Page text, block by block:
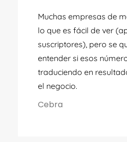
Muchas empresas de
lo que es fácil de ver
suscriptores), pero se
entender si esos
traduciendo en
el negocio.
Cebra